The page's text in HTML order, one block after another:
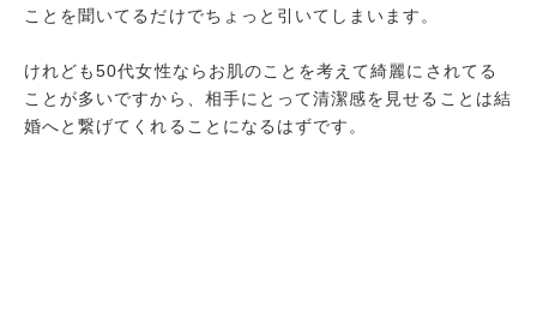
ことを聞いてるだけでちょっと引いてしまいます。
けれども50代女性ならお肌のことを考えて綺麗にされてる
ことが多いですから、相手にとって清潔感を見せることは結
婚へと繋げてくれることになるはずです。